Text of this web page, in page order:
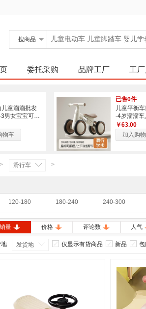
搜商品
委托采购 品牌工厂 工
儿童溜溜批发
男女宝宝可坐
溜妞妞车
物车
已售0件
儿童平衡
-4岁溜溜车
学步车滑步
宝滑行
￥63.00
加入购
> 滑行车 >
120-180 180-240 240-300
销量 价格 评论数 人气
发货地 仅显示有货商品 新品